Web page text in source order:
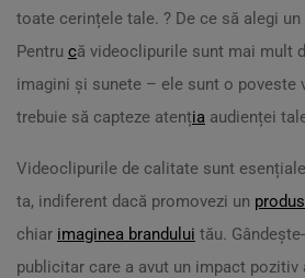
toate cerințele tale. ? De ce să alegi
Pentru că videoclipurile sunt mai mult
imagini și sunete – ele sunt o poveste
trebuie să capteze atenția audienței
Videoclipurile de calitate sunt
ta, indiferent dacă promovezi un produs
chiar imaginea brandului tău.
publicitar care a avut un impact pozitiv